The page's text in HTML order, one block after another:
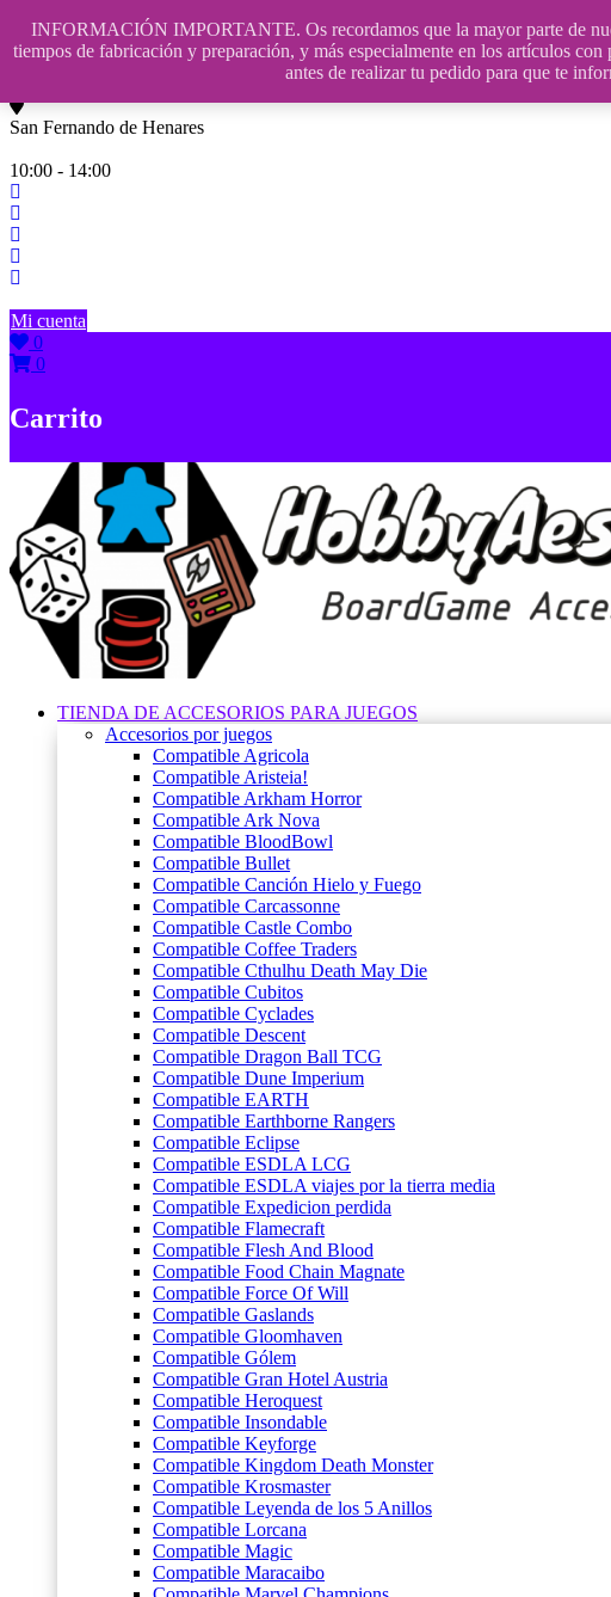
INFORMACIÓN IMPORTANTE. Os recordamos que la mayor parte de
tiempos de fabricación y preparación, y más especialmente en los artículos
antes de realizar tu pedido para que te
Saltar
contenido
609241475 SOLO DE 10:00 a 14:00
San Fernando de Henares
10:00 - 14:00
Mi cuenta
0
0
Carrito
TIENDA DE ACCESORIOS PARA JUEGOS
Accesorios por juegos
Compatible Agricola
Compatible Aristeia!
Compatible Arkham Horror
Compatible Ark Nova
Compatible BloodBowl
Compatible Bullet
Compatible Canción Hielo y Fuego
Compatible Carcassonne
Compatible Castle Combo
Compatible Coffee Traders
Compatible Cthulhu Death May Die
Compatible Cubitos
Compatible Cyclades
Compatible Descent
Compatible Dragon Ball TCG
Compatible Dune Imperium
Compatible EARTH
Compatible Earthborne Rangers
Compatible Eclipse
Compatible ESDLA LCG
Compatible ESDLA viajes por la tierra media
Compatible Expedicion perdida
Compatible Flamecraft
Compatible Flesh And Blood
Compatible Food Chain Magnate
Compatible Force Of Will
Compatible Gaslands
Compatible Gloomhaven
Compatible Gólem
Compatible Gran Hotel Austria
Compatible Heroquest
Compatible Insondable
Compatible Keyforge
Compatible Kingdom Death Monster
Compatible Krosmaster
Compatible Leyenda de los 5 Anillos
Compatible Lorcana
Compatible Magic
Compatible Maracaibo